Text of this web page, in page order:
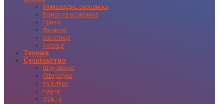
Міжнародна економіка
Бізнес та економіка
Право
Фінанси
Інвестиції
Іновації
Техніка
Суспільство
Шоу-бізнес
Література
Культура
Наука
Освіта